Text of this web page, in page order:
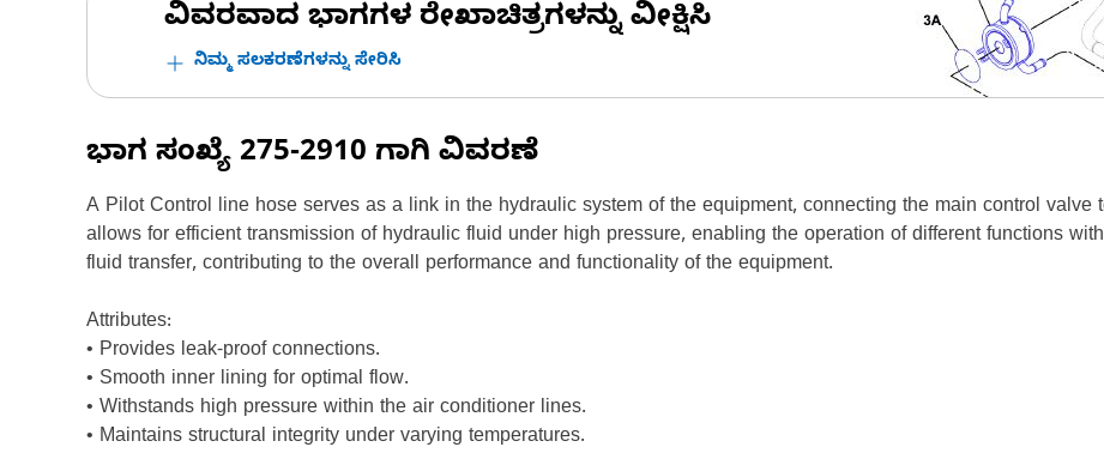
ವಿವರವಾದ ಭಾಗಗಳ ರೇಖಾಚಿತ್ರಗಳನ್ನು ವೀಕ್ಷಿಸಿ
ನಿಮ್ಮ ಸಲಕರಣೆಗಳನ್ನು ಸೇರಿಸಿ
ಭಾಗ ಸಂಖ್ಯೆ 275-2910 ಗಾಗಿ ವಿವರಣೆ
A Pilot Control line hose serves as a link in the hydraulic system of the equipment, connecting the main control valve
allows for efficient transmission of hydraulic fluid under high pressure, enabling the operation of different functions
fluid transfer, contributing to the overall performance and functionality of the equipment.
Attributes:
• Provides leak-proof connections.
• Smooth inner lining for optimal flow.
• Withstands high pressure within the air conditioner lines.
• Maintains structural integrity under varying temperatures.